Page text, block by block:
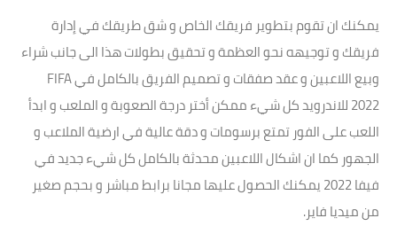
يمكنك ان تقوم بتطوير فريقك الخاص و شق طريقك في إدارة
فريقك و توجيهه نحو العظمة و تحقيق بطولات هذا الى جانب شراء
وبيع اللاعبين و عقد صفقات و تصميم الفريق بالكامل في FIFA
2022 للاندرويد كل شيء ممكن أختر درجة الصعوبة و الملعب و ابدأ
اللعب على الفور تمتع برسومات و دقة عالية في ارضية الملاعب و
الجهور كما ان اشكال اللاعبين محدثة بالكامل كل شيء جديد في
فيفا 2022 يمكنك الحصول عليها مجانا برابط مباشر و بحجم صغير
من ميديا فاير.